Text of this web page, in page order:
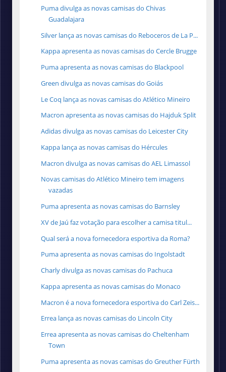
Puma divulga as novas camisas do Chivas
Guadalajara
Silver lança as novas camisas do Reboceros de La P...
Kappa apresenta as novas camisas do Cercle Brugge
Puma apresenta as novas camisas do Blackpool
Green divulga as novas camisas do Goiás
Le Coq lança as novas camisas do Atlético Mineiro
Macron apresenta as novas camisas do Hajduk Split
Adidas divulga as novas camisas do Leicester City
Kappa lança as novas camisas do Hércules
Macron divulga as novas camisas do ‎AEL Limassol
Novas camisas do Atlético Mineiro tem imagens
vazadas
Puma apresenta as novas camisas do Barnsley
XV de Jaú faz votação para escolher a camisa titul...
Qual será a nova fornecedora esportiva da Roma?
Puma apresenta as novas camisas do Ingolstadt
Charly divulga as novas camisas do Pachuca
Kappa apresenta as novas camisas do Monaco
Macron é a nova fornecedora esportiva do Carl Zeis...
Errea lança as novas camisas do Lincoln City
Errea apresenta as novas camisas do Cheltenham
Town
Puma apresenta as novas camisas do Greuther Fürth